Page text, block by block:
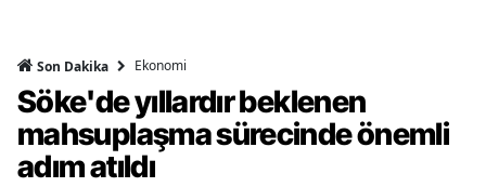
Son Dakika Ekonomi
Söke'de yıllardır beklenen
mahsuplaşma sürecinde önemli
adım atıldı